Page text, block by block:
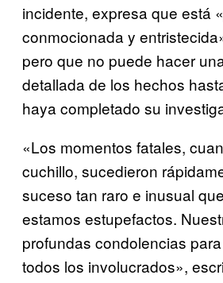
incidente, expresa que está
conmocionada y
pero que no puede hacer
detallada de los hechos
haya completado su
«Los momentos fatales,
cuchillo, sucedieron
suceso tan raro e inusual
estamos estupefactos.
profundas condolencias
todos los involucrados»,